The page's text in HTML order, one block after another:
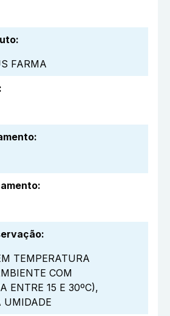
:
FARMA
:
:
:
:
TEMPERATURA
COM
ENTRE 15 E 30ºC),
UMIDADE